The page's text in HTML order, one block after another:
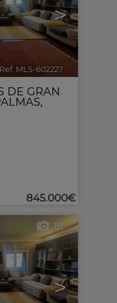
>
Ref. MLS-602227 🔗
DE GRAN
845.000€
>
18